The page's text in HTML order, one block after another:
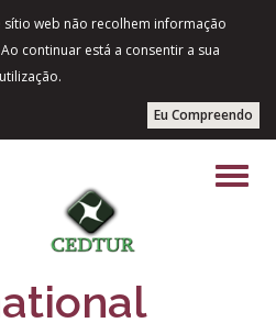
sítio web não recolhem informação
continuar está a consentir a sua
utilização.
Eu Compreendo